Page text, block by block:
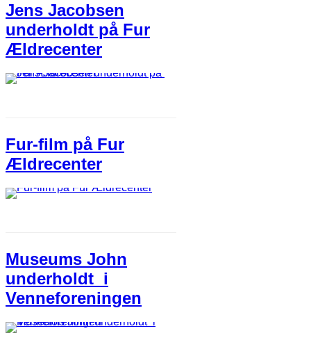
Jens Jacobsen
underholdt​ på ​Fur
Ældrecenter
Fur-film på Fur
Ældrecenter​
Museums John
underholdt ​ i
Venneforeningen